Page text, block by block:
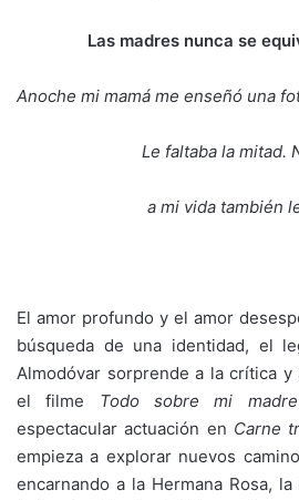
Las madres nunca se
Anoche mi mamá me enseñó una
Le faltaba la mitad.
a mi vida también
El amor profundo y el amor
búsqueda de una identidad, el
Almodóvar sorprende a la crítica
el filme Todo sobre mi madre
espectacular actuación en Carne
empieza a explorar nuevos
encarnando a la Hermana Rosa,